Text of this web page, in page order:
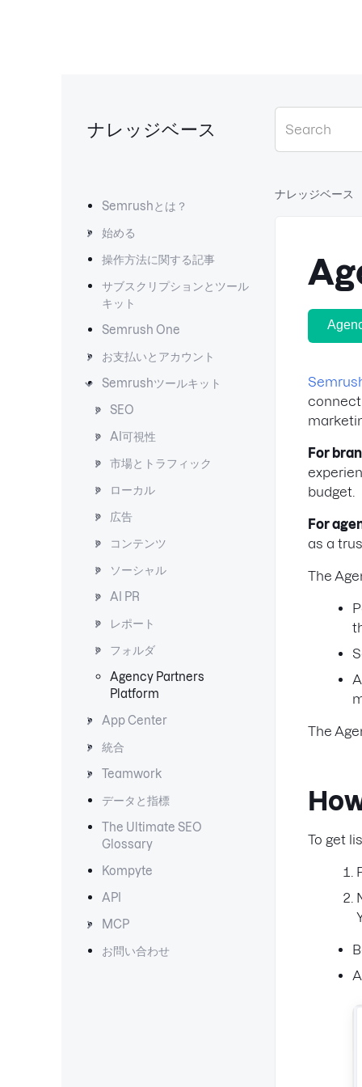
ナレッジベース
Semrushとは？
始める
操作方法に関する記事
サブスクリプションとツール
キット
Semrush One
お支払いとアカウント
Semrushツールキット
SEO
AI可視性
市場とトラフィック
ローカル
広告
コンテンツ
ソーシャル
AI PR
レポート
フォルダ
Agency Partners
Platform
App Center
統合
Teamwork
データと指標
The Ultimate SEO
Glossary
Kompyte
API
MCP
お問い合わせ
ナレッジベース
For
budget.
For
as a
The
The
To get